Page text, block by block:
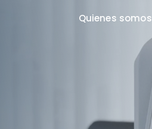
Quienes somos